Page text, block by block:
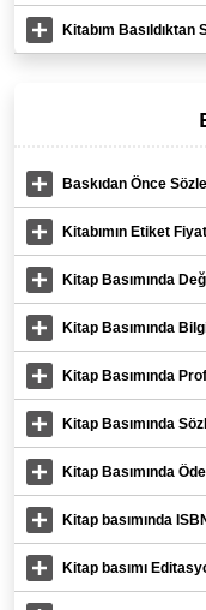
Kitabım
Baskıdan Önce
Kitabımın Etiket
Kitap Basımında
Kitap Basımında
Kitap Basımında
Kitap Basımında
Kitap Basımında
Kitap basımında
Kitap basımı